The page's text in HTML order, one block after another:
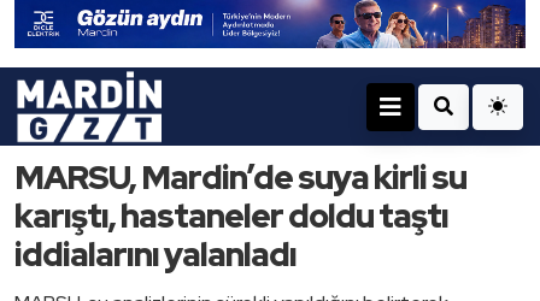
MARSU, Mardin’de suya kirli su
karıştı, hastaneler doldu taştı
iddialarını yalanladı